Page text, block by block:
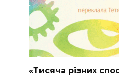
«Тисяча різних